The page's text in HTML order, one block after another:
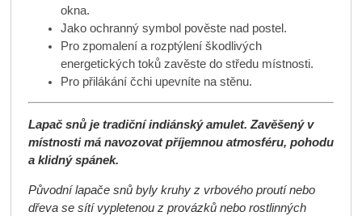
okna.
Jako ochranný symbol pověste nad postel.
Pro zpomalení a rozptýlení škodlivých
energetických toků zavěste do středu místnosti.
Pro přilákání čchi upevníte na stěnu.
Lapač snů je tradiční indiánský amulet. Zavěšený v
místnosti má navozovat příjemnou atmosféru, pohodu
a klidný spánek.
Původní lapače snů byly kruhy z vrbového proutí nebo
dřeva se sítí vypletenou z provázků nebo rostlinných